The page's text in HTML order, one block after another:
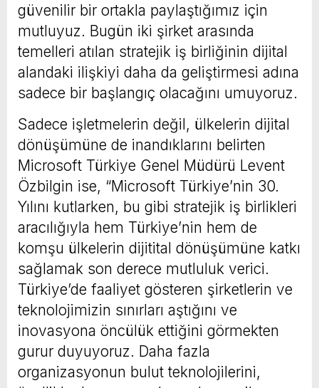
güvenilir bir ortakla paylaştığımız için
mutluyuz. Bugün iki şirket arasında
temelleri atılan stratejik iş birliğinin dijital
alandaki ilişkiyi daha da geliştirmesi adına
sadece bir başlangıç olacağını umuyoruz.
Sadece işletmelerin değil, ülkelerin dijital
dönüşümüne de inandıklarını belirten
Microsoft Türkiye Genel Müdürü Levent
Özbilgin ise, “Microsoft Türkiye’nin 30.
Yılını kutlarken, bu gibi stratejik iş birlikleri
aracılığıyla hem Türkiye’nin hem de
komşu ülkelerin dijitital dönüşümüne katkı
sağlamak son derece mutluluk verici.
Türkiye’de faaliyet gösteren şirketlerin ve
teknolojimizin sınırları aştığını ve
inovasyona öncülük ettiğini görmekten
gurur duyuyoruz. Daha fazla
organizasyonun bulut teknolojilerini,